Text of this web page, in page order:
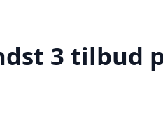
3 tilbud